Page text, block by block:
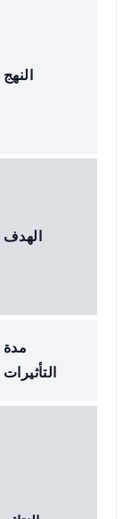
النهج
الهدف
مدة
التأثيرات